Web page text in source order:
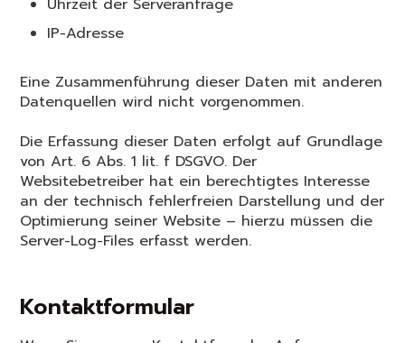
Uhrzeit der Serveranfrage
IP-Adresse
Eine Zusammenführung dieser Daten mit anderen
Datenquellen wird nicht vorgenommen.
Die Erfassung dieser Daten erfolgt auf Grundlage
von Art. 6 Abs. 1 lit. f DSGVO. Der
Websitebetreiber hat ein berechtigtes Interesse
an der technisch fehlerfreien Darstellung und der
Optimierung seiner Website – hierzu müssen die
Server-Log-Files erfasst werden.
Kontaktformular